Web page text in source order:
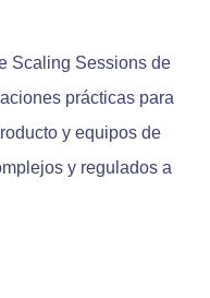
Scaling Sessions de
prácticas para
y equipos de
y regulados a